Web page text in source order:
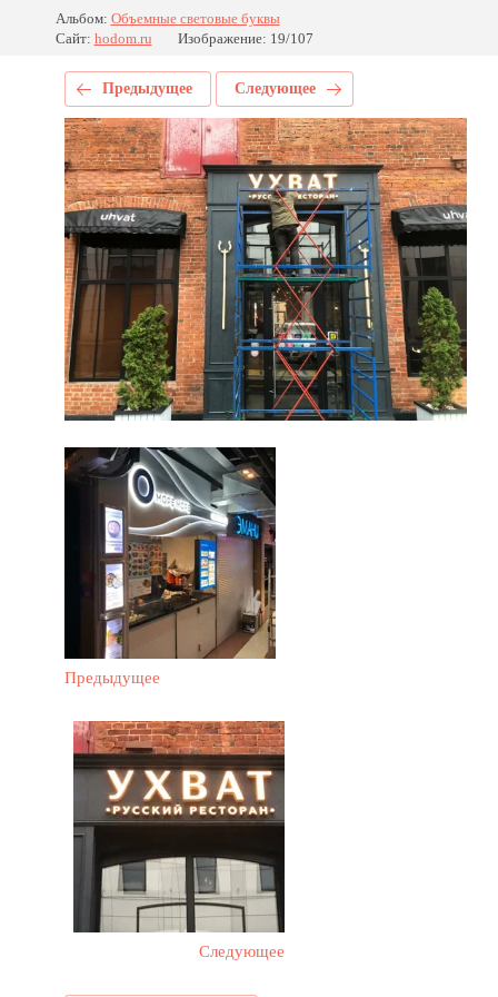
Альбом: Объемные световые буквы
Сайт: hodom.ru Изображение: 19/107
Предыдущее Следующее
Предыдущее
Следующее